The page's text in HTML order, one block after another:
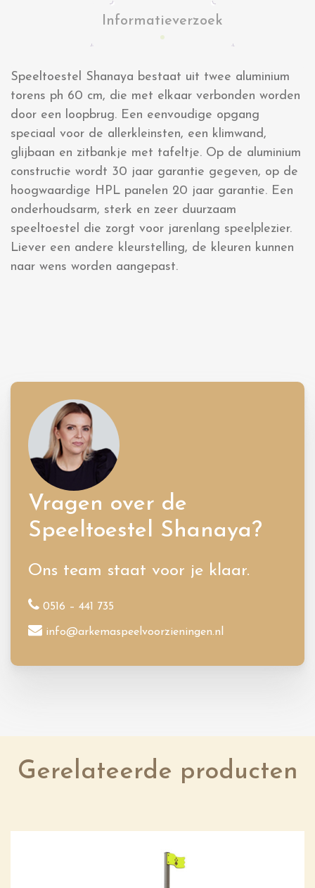
Informatieverzoek
Speeltoestel Shanaya bestaat uit twee aluminium
torens ph 60 cm, die met elkaar verbonden worden
door een loopbrug. Een eenvoudige opgang
speciaal voor de allerkleinsten, een klimwand,
glijbaan en zitbankje met tafeltje. Op de aluminium
constructie wordt 30 jaar garantie gegeven, op de
hoogwaardige HPL panelen 20 jaar garantie. Een
onderhoudsarm, sterk en zeer duurzaam
speeltoestel die zorgt voor jarenlang speelplezier.
Liever een andere kleurstelling, de kleuren kunnen
naar wens worden aangepast.
Vragen over de
Speeltoestel Shanaya?
Ons team staat voor je klaar.
0516 – 441 735
info@arkemaspeelvoorzieningen.nl
Gerelateerde producten